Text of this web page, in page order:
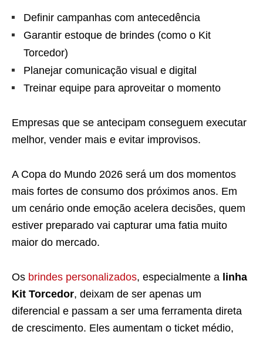
Definir campanhas com antecedência
Garantir estoque de brindes (como o Kit
Torcedor)
Planejar comunicação visual e digital
Treinar equipe para aproveitar o momento
Empresas que se antecipam conseguem executar
melhor, vender mais e evitar improvisos.
A Copa do Mundo 2026 será um dos momentos
mais fortes de consumo dos próximos anos. Em
um cenário onde emoção acelera decisões, quem
estiver preparado vai capturar uma fatia muito
maior do mercado.
Os brindes personalizados, especialmente a linha
Kit Torcedor, deixam de ser apenas um
diferencial e passam a ser uma ferramenta direta
de crescimento. Eles aumentam o ticket médio,